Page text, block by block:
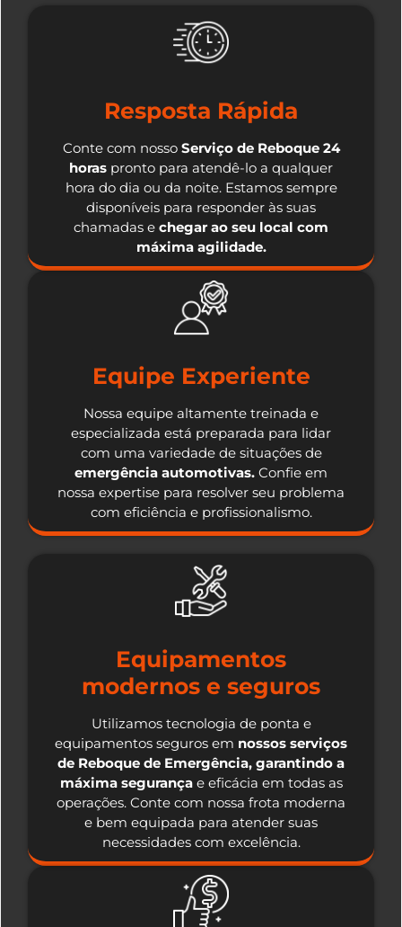
Resposta Rápida
Conte com nosso Serviço de Reboque 24
horas pronto para atendê-lo a qualquer
hora do dia ou da noite. Estamos sempre
disponíveis para responder às suas
chamadas e chegar ao seu local com
máxima agilidade.
Equipe Experiente
Nossa equipe altamente treinada e
especializada está preparada para lidar
com uma variedade de situações de
emergência automotivas. Confie em
nossa expertise para resolver seu problema
com eficiência e profissionalismo.
Equipamentos
modernos e seguros
Utilizamos tecnologia de ponta e
equipamentos seguros em nossos serviços
de Reboque de Emergência, garantindo a
máxima segurançae eficácia em todas as
operações. Conte com nossa frota moderna
e bem equipada para atender suas
necessidades com excelência.